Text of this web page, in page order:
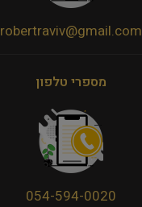
robertraviv@gmail.com
מספרי טלפון
054-594-0020